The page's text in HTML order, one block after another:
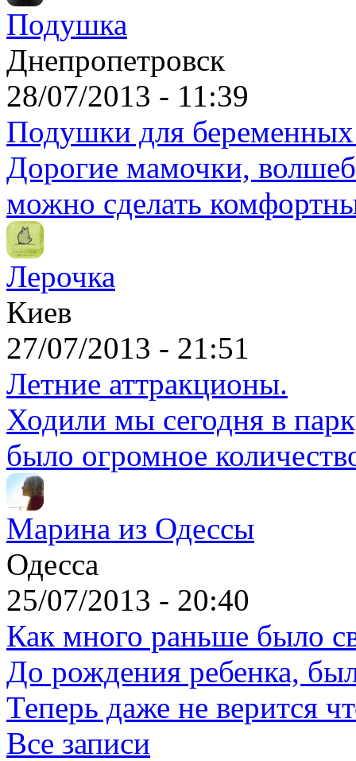
Подушка
Днепропетровск
28/07/2013 - 11:39
Подушки для
Дорогие мамочки,
можно сделать
Лерочка
Киев
27/07/2013 - 21:51
Летние аттракционы.
Ходили мы сегодня в
было огромное
Марина из Одессы
Одесса
25/07/2013 - 20:40
Как много раньше было
До рождения ребенка,
Теперь даже не верится
Все записи